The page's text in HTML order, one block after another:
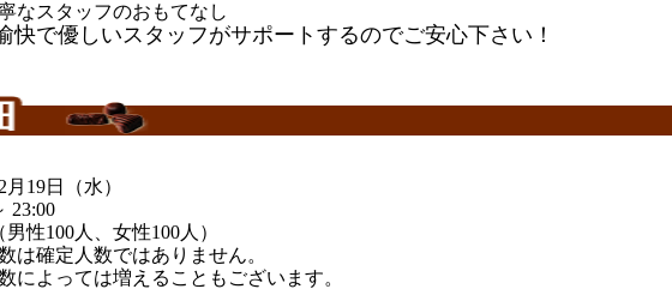
なスタッフのおもてなし
快で優しいスタッフがサポートするのでご安心下さい！
月19日（水）
23:00
男性100人、女性100人）
は確定人数ではありません。
によっては増えることもございます。